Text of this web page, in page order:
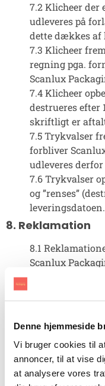
Denne hjemmeside
Vi bruger cookies til
annoncer, til at vise
at analysere vores
7.2 Klicheer der
udleveres på
dette dækkes af
7.3 Klicheer
regning pga.
Scanlux
7.4 Klicheer
destrueres efter
skriftligt er
7.5 Trykvalser
forbliver
udleveres
7.6 Trykvalser
og ”renses”
leveringsdatoen.
8. Reklamation
8.1
Scanlux
varens
aftale. Såfremt
varer, er
8.2 Såfremt en
for Scanlux
fejlbehæftede
Forbruget vil